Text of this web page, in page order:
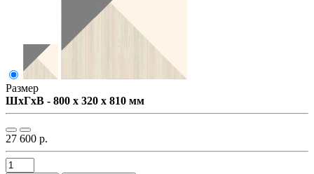
Размер
ШxГxВ - 800 x 320 x 810 мм
27 600 р.